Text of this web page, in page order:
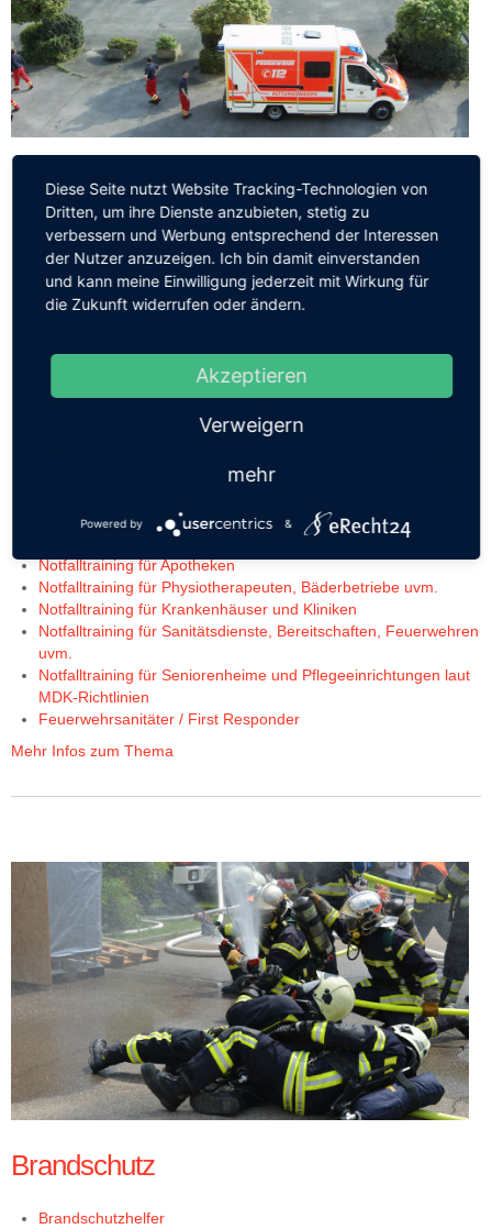
Notfallmedizin
Erste Hilfe Ausbildung für Privatpersonen / Gruppen
Erste Hilfe Fresh Up 3 Stunden Crash Kurs
Erste Hilfe bei besonderen Lagen wie starken Blutungen
Erste Hilfe Auffrischung für Kinder / Babys 3 Stunden
EH-Kurs zzgl. AED Training
Erste Hilfe Kurse für Führerscheinbewerber
Sanitäter48 / Sanitätshelferausbildung
Notfalltraining für Apotheken
Notfalltraining für Physiotherapeuten, Bäderbetriebe uvm.
Notfalltraining für Krankenhäuser und Kliniken
Notfalltraining für Sanitätsdienste, Bereitschaften, Feuerwehren
uvm.
Notfalltraining für Seniorenheime und Pflegeeinrichtungen laut
MDK-Richtlinien
Feuerwehrsanitäter / First Responder
Mehr Infos zum Thema
Brandschutz
Brandschutzhelfer
Diese Seite nutzt Website Tracking-Technologien von
Dritten, um ihre Dienste anzubieten, stetig zu
verbessern und Werbung entsprechend der Interessen
der Nutzer anzuzeigen. Ich bin damit einverstanden
und kann meine Einwilligung jederzeit mit Wirkung für
die Zukunft widerrufen oder ändern.
Akzeptieren
Verweigern
mehr
Powered by &